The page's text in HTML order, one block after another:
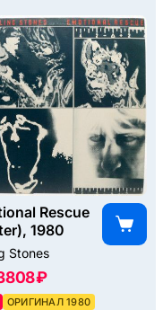
Rescue
1980
Stones
₽
ОРИГИНАЛ 1980